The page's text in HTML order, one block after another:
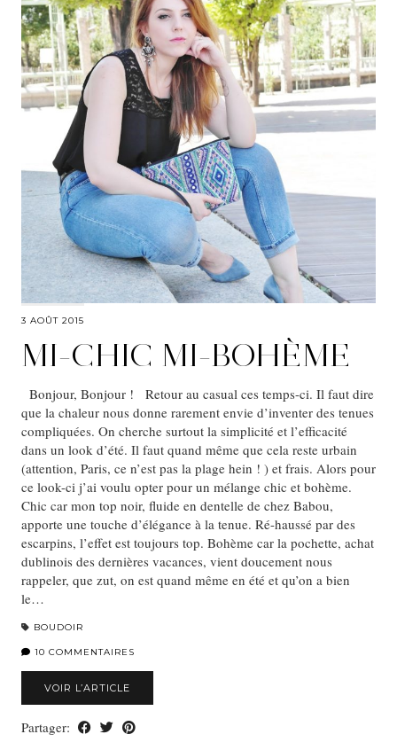
3 AOÛT 2015
MI-CHIC MI-BOHÈME
Bonjour, Bonjour ! Retour au casual ces temps-ci. Il faut dire
que la chaleur nous donne rarement envie d’inventer des tenues
compliquées. On cherche surtout la simplicité et l’efficacité
dans un look d’été. Il faut quand même que cela reste urbain
(attention, Paris, ce n’est pas la plage hein ! ) et frais. Alors pour
ce look-ci j’ai voulu opter pour un mélange chic et bohème.
Chic car mon top noir, fluide en dentelle de chez Babou,
apporte une touche d’élégance à la tenue. Ré-haussé par des
escarpins, l’effet est toujours top. Bohème car la pochette, achat
dublinois des dernières vacances, vient doucement nous
rappeler, que zut, on est quand même en été et qu’on a bien
le…
BOUDOIR
10 COMMENTAIRES
VOIR L’ARTICLE
Partager: